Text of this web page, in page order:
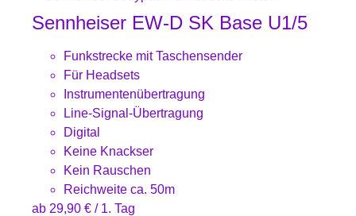
Sennheiser EW-D SK Base U1/5
Funkstrecke mit Taschensender
Für Headsets
Instrumentenübertragung
Line-Signal-Übertragung
Digital
Keine Knackser
Kein Rauschen
Reichweite ca. 50m
ab 29,90 € / 1. Tag